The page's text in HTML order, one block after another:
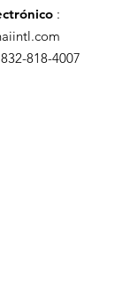
:
818-4007